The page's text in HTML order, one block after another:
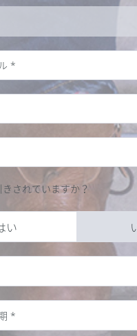
されていますか？
い